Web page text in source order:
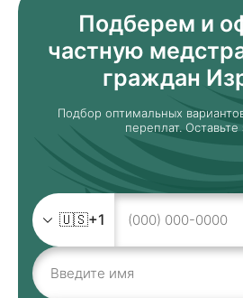
Подберем и
частную
граждан
Подбор оптимальных
переплат. Оставьте
🇺🇸+1